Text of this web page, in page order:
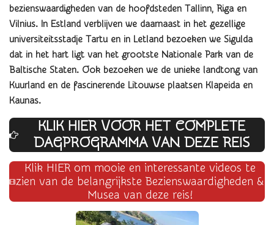
bezienswaardigheden van de hoofdsteden Tallinn, Riga en
Vilnius. In Estland verblijven we daarnaast in het gezellige
universiteitsstadje Tartu en in Letland bezoeken we Sigulda
dat in het hart ligt van het grootste Nationale Park van de
Baltische Staten. Ook bezoeken we de unieke landtong van
Kuurland en de fascinerende Litouwse plaatsen Klapeida en
Kaunas.
KLIK HIER VOOR HET COMPLETE
DAGPROGRAMMA VAN DEZE REIS
Klik HIER om mooie en interessante videos te
zien van de belangrijkste Bezienswaardigheden &
Musea van deze reis!